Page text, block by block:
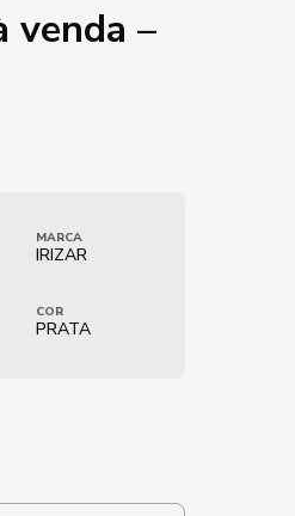
venda –
MARCA
IRIZAR
COR
PRATA